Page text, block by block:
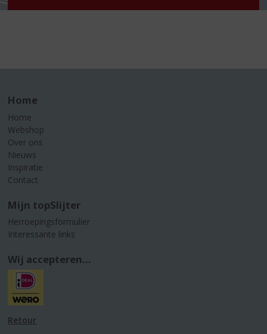
Home
Home
Webshop
Over ons
Nieuws
Inspiratie
Contact
Mijn topSlijter
Herroepingsformulier
Interessante links
Wij accepteren...
Retour